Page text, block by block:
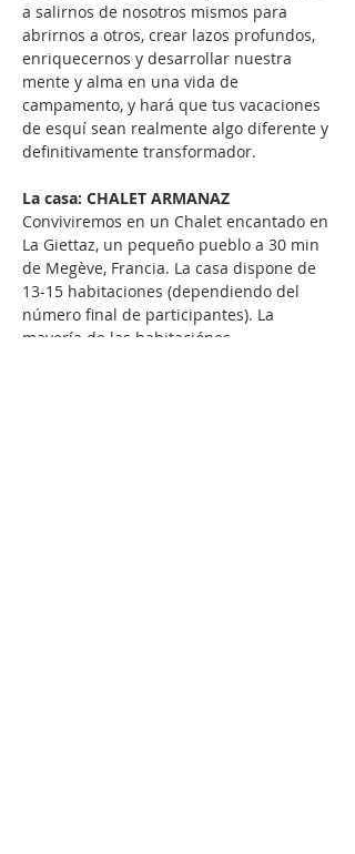
a salirnos de nosotros mismos para
abrirnos a otros, crear lazos profundos,
enriquecernos y desarrollar nuestra
mente y alma en una vida de
campamento, y hará que tus vacaciones
de esquí sean realmente algo diferente y
definitivamente transformador.
La casa: CHALET ARMANAZ
Conviviremos en un Chalet encantado en
La Giettaz, un pequeño pueblo a 30 min
de Megève, Francia. La casa dispone de
13-15 habitaciones (dependiendo del
número final de participantes). La
mayoría de las habitaciónes…